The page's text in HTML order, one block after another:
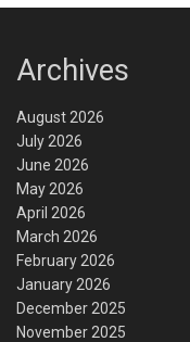
Archives
August 2026
July 2026
June 2026
May 2026
April 2026
March 2026
February 2026
January 2026
December 2025
November 2025